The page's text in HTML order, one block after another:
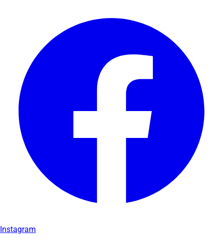
Instagram